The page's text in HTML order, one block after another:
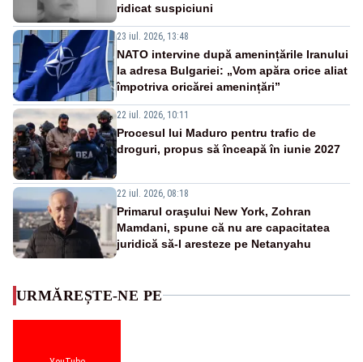
ridicat suspiciuni
23 iul. 2026, 13:48
NATO intervine după amenințările Iranului
la adresa Bulgariei: „Vom apăra orice aliat
împotriva oricărei amenințări”
22 iul. 2026, 10:11
Procesul lui Maduro pentru trafic de
droguri, propus să înceapă în iunie 2027
22 iul. 2026, 08:18
Primarul oraşului New York, Zohran
Mamdani, spune că nu are capacitatea
juridică să-l aresteze pe Netanyahu
URMĂREȘTE-NE PE